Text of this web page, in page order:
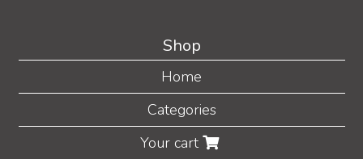
Shop
Home
Categories
Your cart